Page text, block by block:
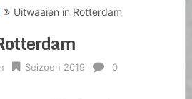
Uitwaaien in Rotterdam
Seizoen 2019
0